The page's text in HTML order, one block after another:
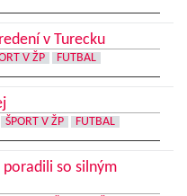
v Turecku
V ŽP FUTBAL
ŠPORT V ŽP FUTBAL
poradili so silným